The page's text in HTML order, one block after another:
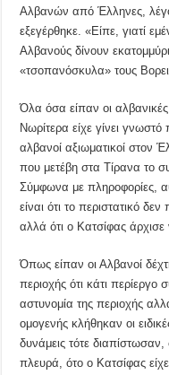
Αλβανών από Έλληνες,
εξεγέρθηκε. «Είπε, γιατί
Αλβανούς δίνουν
«τσοπανόσκυλα» τους
Όλα όσα είπαν οι
Νωρίτερα είχε γίνει
αλβανοί αξιωματικοί στον
που μετέβη στα Τίρανα το
Σύμφωνα με πληροφορίες,
είναι ότι το περιστατικό
αλλά ότι ο Κατσίφας
Όπως είπαν οι Αλβανοί
περιοχής ότι κάτι
αστυνομία της περιοχής
ομογενής κλήθηκαν οι
δυνάμεις τότε
πλευρά, ότο ο Κατσίφας